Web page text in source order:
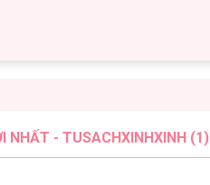
NHẤT - TUSACHXINHXINH (1)